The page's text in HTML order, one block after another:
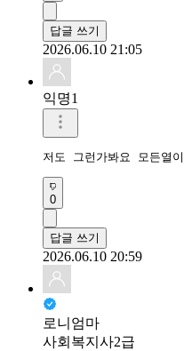
답글 쓰기
2026.06.10 21:05
익명1
저도 그런가봐요 모든열이
0
답글 쓰기
2026.06.10 20:59
로니엄마
사회복지사2급